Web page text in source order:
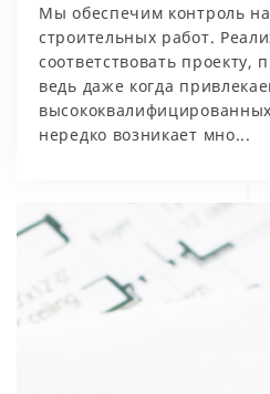
Мы обеспечим контроль
строительных работ.
соответствовать проекту,
ведь даже когда
нередко возникает мно...